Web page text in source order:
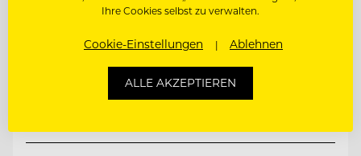
Natur- & Biohotel Bergzeit
Ihre Cookies selbst zu verwalten.
Cookie-Einstellungen Ablehnen
ALLE AKZEPTIEREN